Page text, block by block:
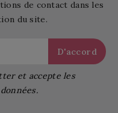
de contact dans les
du site.
et accepte les